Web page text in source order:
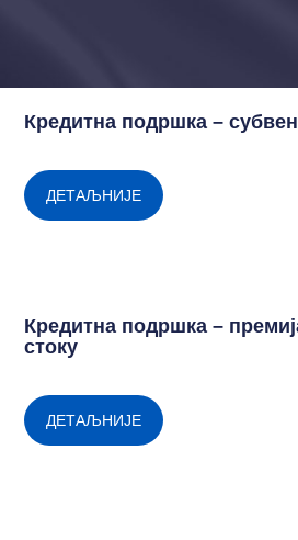
Кредитна подршка –
ДЕТАЉНИЈЕ
Кредитна подршка –
стоку
ДЕТАЉНИЈЕ